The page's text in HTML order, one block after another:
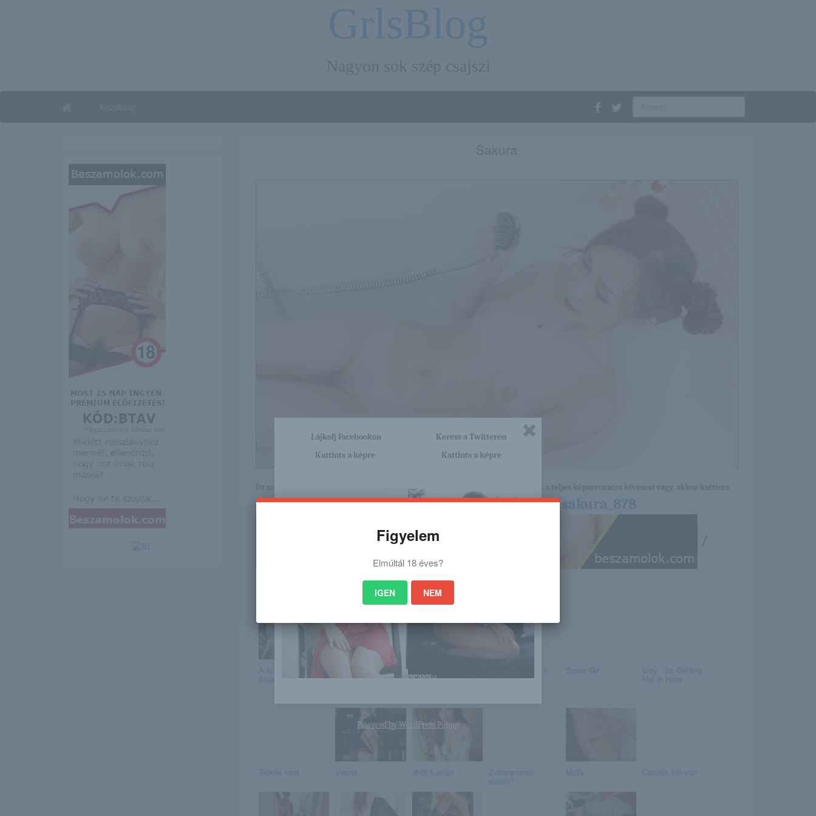
Itt nagyon sok olyan lány van, aki cseppet sem szégyenlős. Ha ennek a lánynak a teljes képsorozatra kíváncsi vagy, akkor kattints
http://maisuna.blog.hu/2016/02/07/sakura_878
A fogszabályzós
ikrek beindulnak
Rákóczi Feri erre
már nem hajlandó – tojása a fekete
Super Gif Izzy : Its Getting
Hot in Here
Tetkós csaj Vesna 本能 Luvian Zuhanyoznál
velem?
Molly Csodás idő van
Lájkolj Facebookon
Kattints a képre
Keress a Twitteren
Kattints a képre
Powered byWordPress Popup
Figyelem
Elmúltál 18 éves?
IGEN NEM